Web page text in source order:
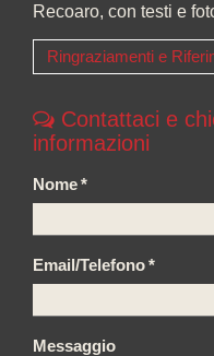
Recoaro, con testi e
Ringraziamenti e
Contattaci e
informazioni
Nome*
Email/Telefono*
Messaggio